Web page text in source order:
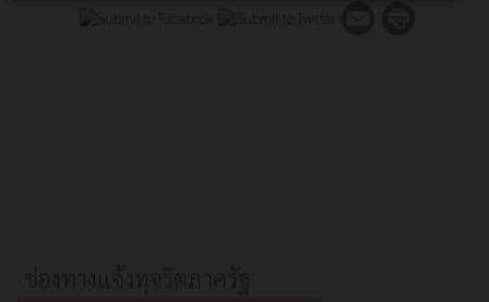
ช่องทางแจ้งทุจริตภาครัฐ